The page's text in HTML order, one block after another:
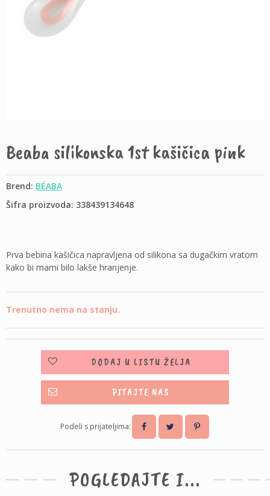
Beaba silikonska 1st kašičica pink
Brend: BÉABA
Šifra proizvoda: 338439134648
Prva bebina kašičica napravljena od silikona sa dugačkim vratom
kako bi mami bilo lakše hranjenje.
Trenutno nema na stanju.
DODAJ U LISTU ŽELJA
PITAJTE NAS
Podeli s prijateljima:
POGLEDAJTE I...